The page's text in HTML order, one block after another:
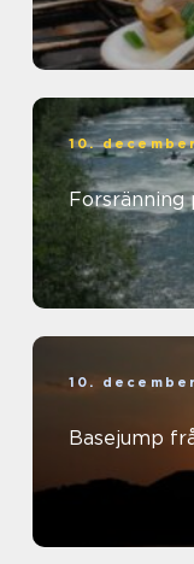
10.
Forsränning
10.
Basejump